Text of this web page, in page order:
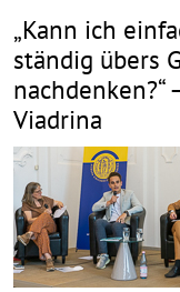
„Kann ich
ständig übers
nachdenken?“
Viadrina